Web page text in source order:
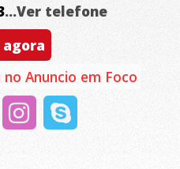
...Ver telefone
Anuncio em Foco